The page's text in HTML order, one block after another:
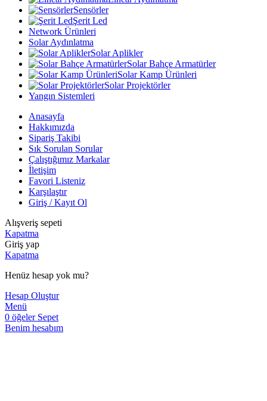
Sensörler
Şerit Led
Network Ürünleri
Solar Aydınlatma
Solar Aplikler
Solar Bahçe Armatürler
Solar Kamp Ürünleri
Solar Projektörler
Yangın Sistemleri
Anasayfa
Hakkımızda
Sipariş Takibi
Sık Sorulan Sorular
Çalıştığımız Markalar
İletişim
Favori Listeniz
Karşılaştır
Giriş / Kayıt Ol
Alışveriş sepeti
Kapatma
Giriş yap
Kapatma
Henüz hesap yok mu?
Hesap Oluştur
Menü
0 öğeler Sepet
Benim hesabım